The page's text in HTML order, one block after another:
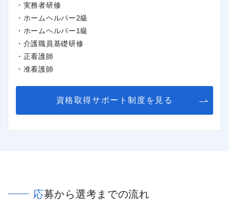
閉じる
・実務者研修
・ホームヘルパー2級
・ホームヘルパー1級
・介護職員基礎研修
・正看護師
・准看護師
資格取得サポート制度を見る
応募から選考までの流れ